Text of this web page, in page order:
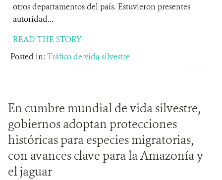
otros departamentos del país. Estuvieron presentes
autoridad...
READ THE STORY
Posted in: Tráfico de vida silvestre
En cumbre mundial de vida silvestre,
gobiernos adoptan protecciones
históricas para especies migratorias,
con avances clave para la Amazonía y
el jaguar